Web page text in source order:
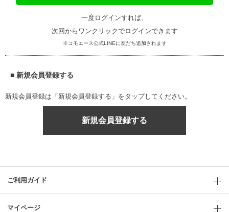
一度ログインすれば、
次回からワンクリックでログインできます
※コモエース公式LINEに友だち追加されます
■ 新規会員登録する
新規会員登録は「新規会員登録する」をタップしてください。
新規会員登録する
ご利用ガイド
マイページ